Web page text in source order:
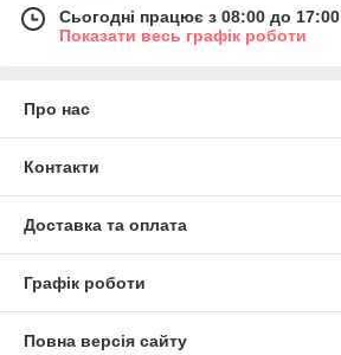
Сьогодні працює з 08:00 до 17:00
Показати весь графік роботи
Про нас
Контакти
Доставка та оплата
Графік роботи
Повна версія сайту